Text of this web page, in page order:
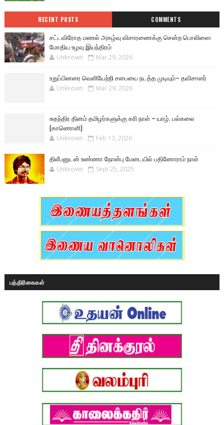
RECENT POSTS COMMENTS
சட்டவிரோத மணல் அகழ்வு விசாரணைக்கு சென்ற பொலிஸை
மோதிய உழவு இயந்திரம்
Unknown Mar 29, 2026
உறுப்பினரை வெளியேற்றி சபையை நடத்த முடியும்– தவிசாளர்
Unknown Mar 29, 2026
சுதந்திர தினம் தமிழர்களுக்கு கரி நாள் – யாழ். பல்கலை
(காணொளி)
Unknown Feb 13, 2026
திலீபனுடன் உண்ணா நோன்பு மேடையில் பதினோராம் நாள்
Unknown Sept 25, 2025
பத்திரிகைகள்